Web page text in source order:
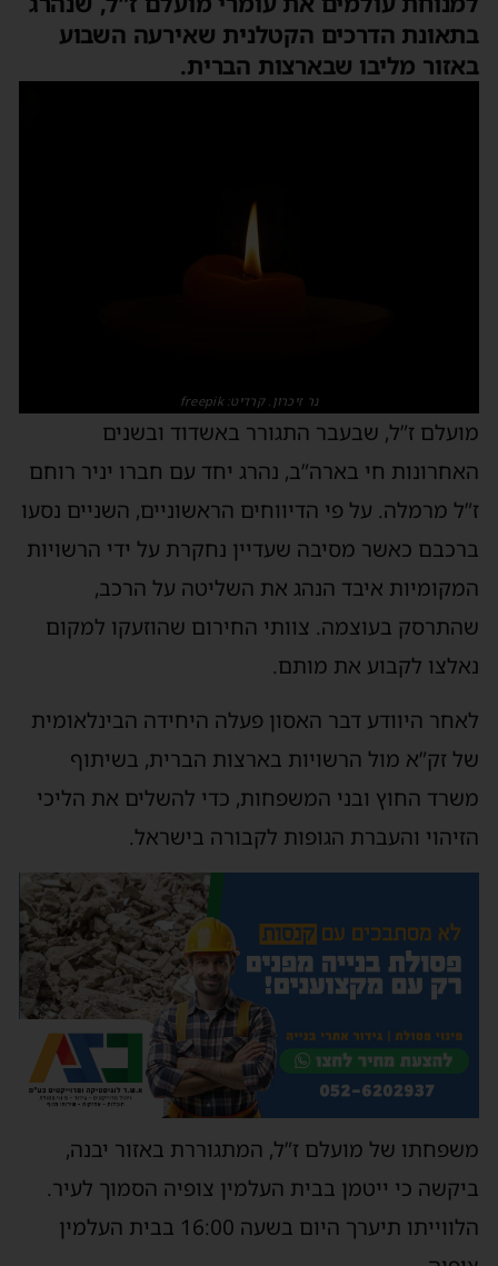
בתאונת הדרכים הקטלנית שאירעה השבוע
באזור מליבו שבארצות הברית.
נר זיכרון. קרדיט: freepik
מועלם ז”ל, שבעבר התגורר באשדוד ובשנים
האחרונות חי בארה”ב, נהרג יחד עם חברו יניר רוחם
ז”ל מרמלה. על פי הדיווחים הראשוניים, השניים נסעו
ברכבם כאשר מסיבה שעדיין נחקרת על ידי הרשויות
המקומיות איבד הנהג את השליטה על הרכב,
שהתרסק בעוצמה. צוותי החירום שהוזעקו למקום
נאלצו לקבוע את מותם.
לאחר היוודע דבר האסון פעלה היחידה הבינלאומית
של זק”א מול הרשויות בארצות הברית, בשיתוף
משרד החוץ ובני המשפחות, כדי להשלים את הליכי
הזיהוי והעברת הגופות לקבורה בישראל.
משפחתו של מועלם ז”ל, המתגוררת באזור יבנה,
ביקשה כי ייטמן בבית העלמין צופיה הסמוך לעיר.
הלווייתו תיערך היום בשעה 16:00 בבית העלמין